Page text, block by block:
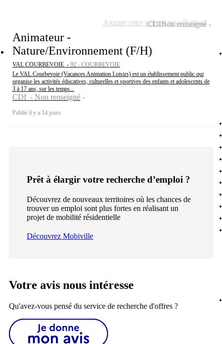
Animateur -
Nature/Environnement (F/H)
VAL COURBEVOIE - 92 - COURBEVOIE
Le VAL Courbevoie (Vacances Animation Loisirs) est un établissement public qui
organise les activités éducatives, culturelles et sportives des enfants et adolescents de
3 à 17 ans, sur les temps...
CDI - Non renseigné
Publié il y a 14 jours
CDINon renseigné
Ajouter cette offre à ma sélection
Prêt à élargir votre recherche d’emploi ?
Découvrez de nouveaux territoires où les chances de
trouver un emploi sont plus fortes en réalisant un
projet de mobilité résidentielle
Découvrez Mobiville
Votre avis nous intéresse
Qu'avez-vous pensé du service de recherche d'offres ?